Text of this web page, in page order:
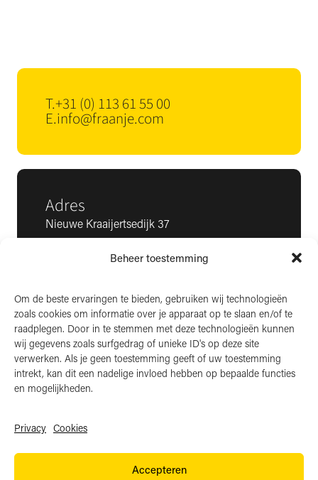
Beheer toestemming
Om de beste ervaringen te bieden, gebruiken wij technologieën
zoals cookies om informatie over je apparaat op te slaan en/of te
raadplegen. Door in te stemmen met deze technologieën kunnen
wij gegevens zoals surfgedrag of unieke ID's op deze site
verwerken. Als je geen toestemming geeft of uw toestemming
intrekt, kan dit een nadelige invloed hebben op bepaalde functies
en mogelijkheden.
Privacy Cookies
Accepteren
T.+31 (0) 113 61 55 00
E.info@fraanje.com
Adres
Nieuwe Kraaijertsedijk 37
4458 NK ’s-Heer Arendskerke
BTW: NL006850807
LinkedIn
Instagram
Facebook
Algemene voorwaarden